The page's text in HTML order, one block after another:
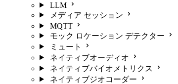
LLM
メディア セッション
MQTT
モック ロケーション デテクター
ミュート
ネイティブオーディオ
ネイティブバイオメトリクス
ネイティブジオコーダー